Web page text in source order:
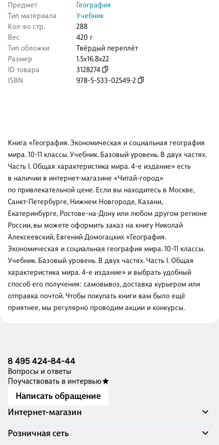
Предмет
География
Тип материала
Учебник
Кол-во стр.
288
Вес
420 г
Тип обложки
Твёрдый переплёт
Размер
1.5x16.8x22
ID товара
3128274
ISBN
978-5-533-02549-2
Книга «География. Экономическая и социальная география
мира. 10-11 классы. Учебник. Базовый уровень. В двух частях.
Часть I. Общая характеристика мира. 4-е издание» есть
в наличии в интернет-магазине «Читай-город»
по привлекательной цене. Если вы находитесь в Москве,
Санкт-Петербурге, Нижнем Новгороде, Казани,
Екатеринбурге, Ростове-на-Дону или любом другом регионе
России, вы можете оформить заказ на книгу Николай
Алексеевский, Евгений Домогацких «География.
Экономическая и социальная география мира. 10-11 классы.
Учебник. Базовый уровень. В двух частях. Часть I. Общая
характеристика мира. 4-е издание» и выбрать удобный
способ его получения: самовывоз, доставка курьером или
отправка почтой. Чтобы покупать книги вам было ещё
приятнее, мы регулярно проводим акции и конкурсы.
8 495 424-84-44
Вопросы и ответы
Поучаствовать в интервью
Написать обращение
Интернет-магазин
Акции
Розничная сеть